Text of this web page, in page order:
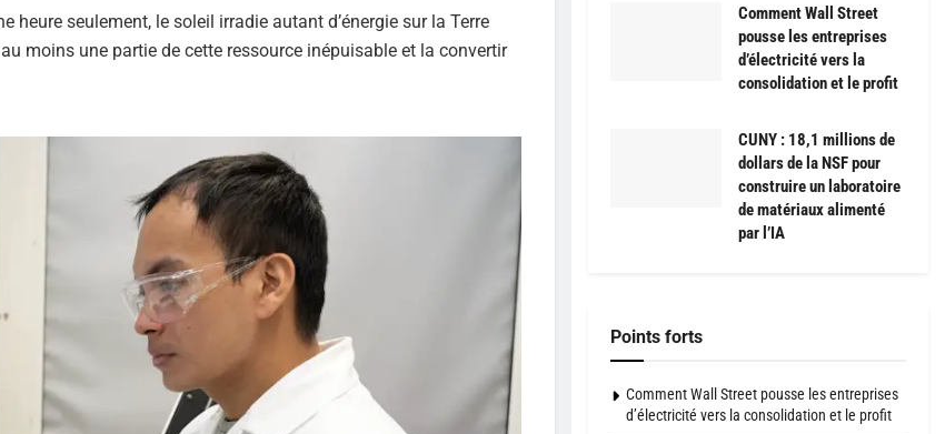
heure seulement, le soleil irradie autant d’énergie sur la Terre
moins une partie de cette ressource inépuisable et la convertir
Comment Wall Street
pousse les entreprises
d’électricité vers la
consolidation et le profit
CUNY : 18,1 millions de
dollars de la NSF pour
construire un laboratoire
de matériaux alimenté
par l’IA
Points forts
Comment Wall Street pousse les entreprises
d’électricité vers la consolidation et le profit